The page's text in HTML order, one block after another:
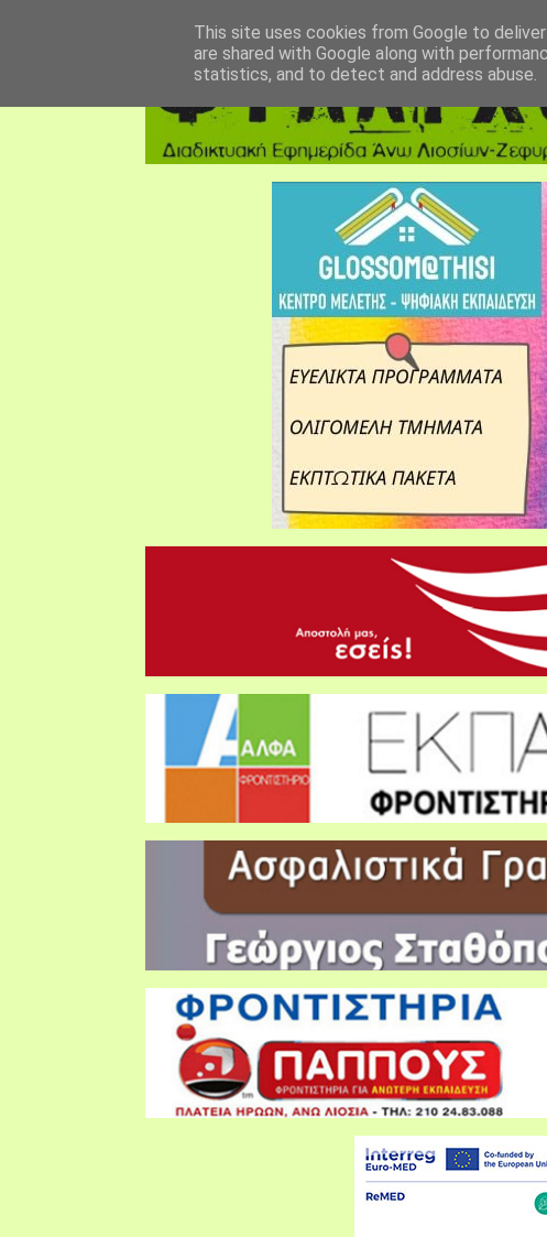
This site uses cookies from Google to
are shared with Google along with
statistics, and to detect and address abuse.